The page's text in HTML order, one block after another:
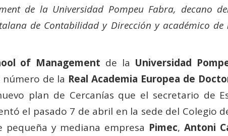
de la Universidad Pompeu Fabra, decano
de Contabilidad y Dirección y académico
of Management de la Universidad
de la Real Academia Europea de
plan de Cercanías que el secretario de
el pasado 7 de abril en la sede del Colegio
y mediana empresa Pimec, Antoni